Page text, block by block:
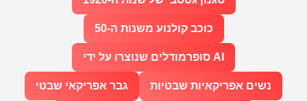
כוכב קולנוע משנות ה-50
סופרמודלים שנוצרו על ידי AI
גבר אפריקאי שבטי נשים אפריקאיות שבטיות